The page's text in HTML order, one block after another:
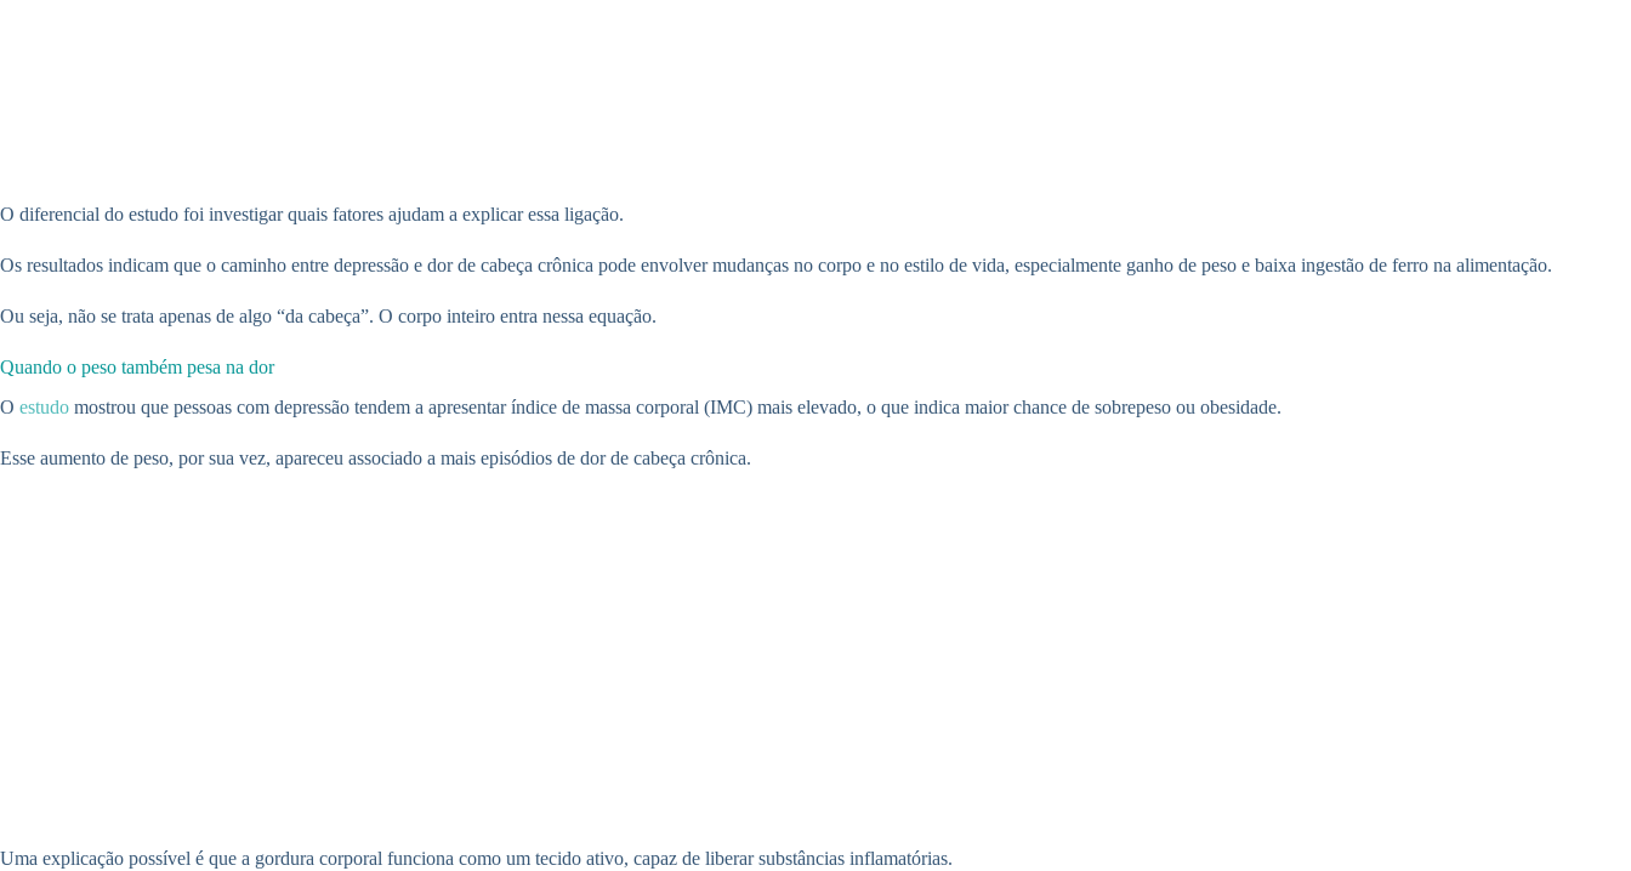
O diferencial do estudo foi investigar quais fatores ajudam a explicar essa ligação.
Os resultados indicam que o caminho entre depressão e dor de cabeça crônica pode envolver mudanças no corpo e no estilo de vida, especialmente ganho de peso e baixa ingestão de ferro na alimentação.
Ou seja, não se trata apenas de algo “da cabeça”. O corpo inteiro entra nessa equação.
Quando o peso também pesa na dor
O estudo mostrou que pessoas com depressão tendem a apresentar índice de massa corporal (IMC) mais elevado, o que indica maior chance de sobrepeso ou obesidade.
Esse aumento de peso, por sua vez, apareceu associado a mais episódios de dor de cabeça crônica.
Uma explicação possível é que a gordura corporal funciona como um tecido ativo, capaz de liberar substâncias inflamatórias.